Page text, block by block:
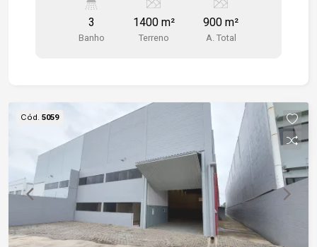
Acabamento em piso industrial com capacidade
de 5 ton/m². -Amplo escritório com piso em
3
Banho
1400 m²
Terreno
900 m²
A. Total
Cód. 5059